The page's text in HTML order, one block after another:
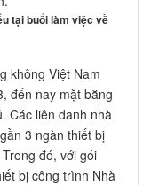
tại buổi làm việc về
không Việt Nam
đến nay mặt bằng
Các liên danh nhà
3 ngàn thiết bị
đó, với gói
bị công trình Nhà